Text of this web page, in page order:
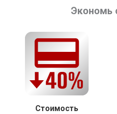
Экономь
Стоимость